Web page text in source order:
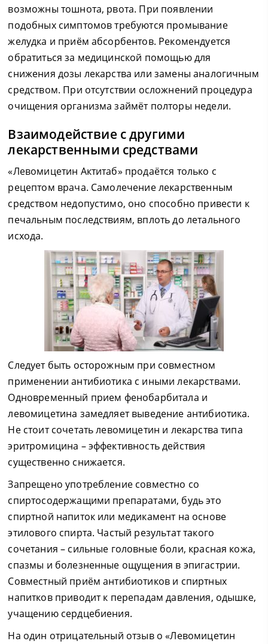
возможны тошнота, рвота. При появлении
подобных симптомов требуются промывание
желудка и приём абсорбентов. Рекомендуется
обратиться за медицинской помощью для
снижения дозы лекарства или замены аналогичным
средством. При отсутствии осложнений процедура
очищения организма займёт полторы недели.
Взаимодействие с другими
лекарственными средствами
«Левомицетин Актитаб» продаётся только с
рецептом врача. Самолечение лекарственным
средством недопустимо, оно способно привести к
печальным последствиям, вплоть до летального
исхода.
Следует быть осторожным при совместном
применении антибиотика с иными лекарствами.
Одновременный прием фенобарбитала и
левомицетина замедляет выведение антибиотика.
Не стоит сочетать левомицетин и лекарства типа
эритромицина – эффективность действия
существенно снижается.
Запрещено употребление совместно со
спиртосодержащими препаратами, будь это
спиртной напиток или медикамент на основе
этилового спирта. Частый результат такого
сочетания – сильные головные боли, красная кожа,
спазмы и болезненные ощущения в эпигастрии.
Совместный приём антибиотиков и спиртных
напитков приводит к перепадам давления, одышке,
учащению сердцебиения.
На один отрицательный отзыв о «Левомицетин